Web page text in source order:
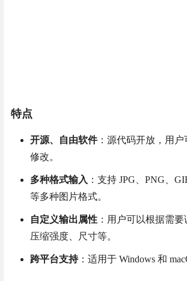
特点
开源、自由软件：源代码开放，用户
修改。
多种格式输入 ：支持 JPG、PNG、
等多种图片格式。
自定义输出属性 ：用户可以根据需
压缩强度、尺寸等。
跨平台支持：适用于 Windows 和